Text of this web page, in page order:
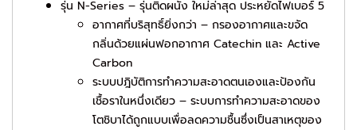
รุ่น N-Series – รุ่นติดผนัง ใหม่ล่าสุด ประหยัดไฟเบอร์ 5
อากาศที่บริสุทธิ์ยิ่งกว่า – กรองอากาศและขจัด
กลิ่นด้วยแผ่นฟอกอากาศ Catechin และ Active
Carbon
ระบบปฎิบัติการทำความสะอาดตนเองและป้องกัน
เชื้อราในหนึ่งเดียว – ระบบการทำความสะอาดของ
โตชิบาได้ถูกแบบเพื่อลดความชื้นซึ่งเป็นสาเหตุของ